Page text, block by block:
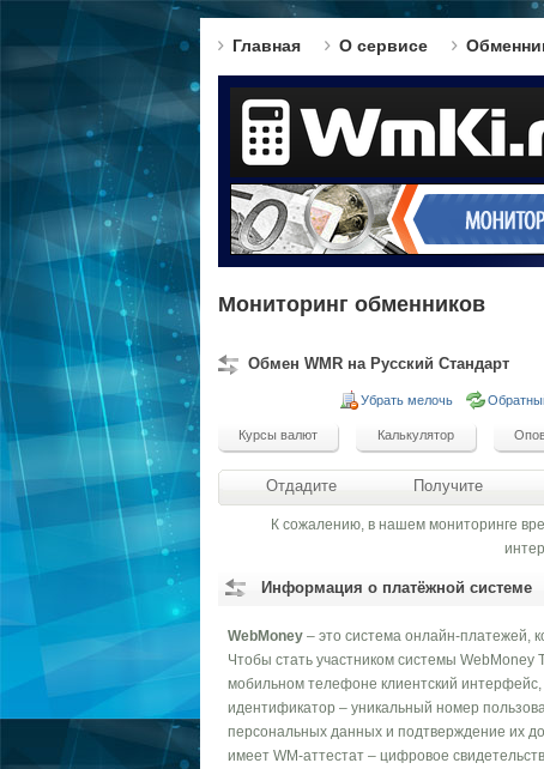
Главная О сервисе
Мониторинг обменников
Обмен WMR на Русский Стандарт
Убрать мелочь
Отдадите Получите
К сожалению, в нашем мониторинге
Информация о платёжной системе
WebMoney – это система онлайн-платежей,
Чтобы стать участником системы
мобильном телефоне клиентский интерфейс,
идентификатор – уникальный номер
персональных данных и подтверждение их
имеет WM-аттестат – цифровое